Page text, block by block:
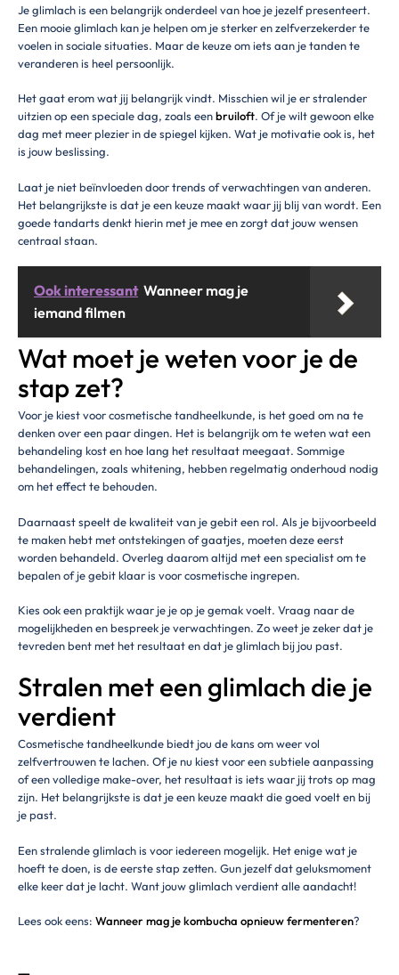
Je glimlach is een belangrijk onderdeel van hoe je jezelf presenteert.
Een mooie glimlach kan je helpen om je sterker en zelfverzekerder te
voelen in sociale situaties. Maar de keuze om iets aan je tanden te
veranderen is heel persoonlijk.
Het gaat erom wat jij belangrijk vindt. Misschien wil je er stralender
uitzien op een speciale dag, zoals eenbruiloft. Of je wilt gewoon elke
dag met meer plezier in de spiegel kijken. Wat je motivatie ook is, het
is jouw beslissing.
Laat je niet beïnvloeden door trends of verwachtingen van anderen.
Het belangrijkste is dat je een keuze maakt waar jij blij van wordt. Een
goede tandarts denkt hierin met je mee en zorgt dat jouw wensen
centraal staan.
Ook interessant Wanneer mag je
iemand filmen
Wat moet je weten voor je de
stap zet?
Voor je kiest voor cosmetische tandheelkunde, is het goed om na te
denken over een paar dingen. Het is belangrijk om te weten wat een
behandeling kost en hoe lang het resultaat meegaat. Sommige
behandelingen, zoals whitening, hebben regelmatig onderhoud nodig
om het effect te behouden.
Daarnaast speelt de kwaliteit van je gebit een rol. Als je bijvoorbeeld
te maken hebt met ontstekingen of gaatjes, moeten deze eerst
worden behandeld. Overleg daarom altijd met een specialist om te
bepalen of je gebit klaar is voor cosmetische ingrepen.
Kies ook een praktijk waar je je op je gemak voelt. Vraag naar de
mogelijkheden en bespreek je verwachtingen. Zo weet je zeker dat je
tevreden bent met het resultaat en dat je glimlach bij jou past.
Stralen met een glimlach die je
verdient
Cosmetische tandheelkunde biedt jou de kans om weer vol
zelfvertrouwen te lachen. Of je nu kiest voor een subtiele aanpassing
of een volledige make-over, het resultaat is iets waar jij trots op mag
zijn. Het belangrijkste is dat je een keuze maakt die goed voelt en bij
je past.
Een stralende glimlach is voor iedereen mogelijk. Het enige wat je
hoeft te doen, is de eerste stap zetten. Gun jezelf dat geluksmoment
elke keer dat je lacht. Want jouw glimlach verdient alle aandacht!
Lees ook eens: Wanneer mag je kombucha opnieuw fermenteren?